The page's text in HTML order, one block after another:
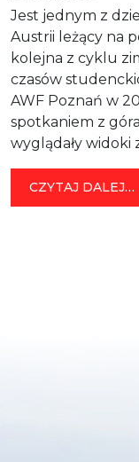
Jest jednym z
Austrii leżący na
kolejna z cyklu
czasów
AWF Poznań w
spotkaniem z
wyglądały widoki
ziemią. […]
CZYTAJ DALEJ…